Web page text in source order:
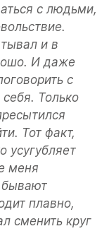
с людьми,
и в
И даже
с
Только
Тот факт,
усугубляет
меня
плавно,
сменить круг